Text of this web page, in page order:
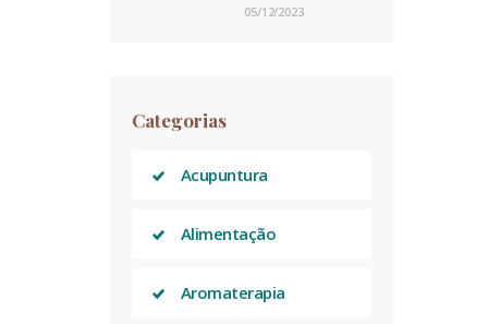
05/12/2023
Categorias
Acupuntura
Alimentação
Aromaterapia